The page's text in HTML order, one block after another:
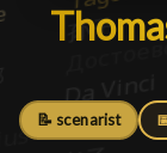
📝 scenarist